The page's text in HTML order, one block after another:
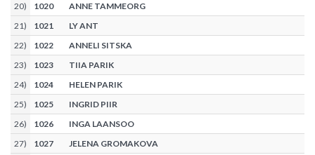
20) 1020
ANNE TAMMEORG
21) 1021
LY ANT
22) 1022
ANNELI SITSKA
23) 1023
TIIA PARIK
24) 1024
HELEN PARIK
25) 1025
INGRID PIIR
26) 1026
INGA LAANSOO
27) 1027
JELENA GROMAKOVA